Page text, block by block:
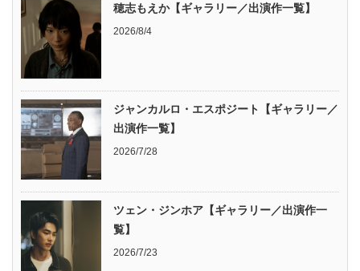
穂志もえか【ギャラリー／出演作一覧】
2026/8/4
ジャンカルロ・エスポジート【ギャラリー／
出演作一覧】
2026/7/28
ツェン・ジンホア【ギャラリー／出演作一
覧】
2026/7/23